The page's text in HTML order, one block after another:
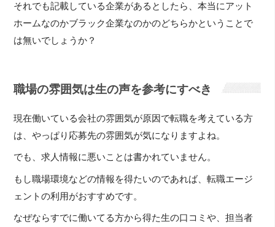
それでも記載している企業があるとしたら、本当にアット
ホームなのかブラック企業なのかのどちらかということで
は無いでしょうか？
職場の雰囲気は生の声を参考にすべき
現在働いている会社の雰囲気が原因で転職を考えている方
は、やっぱり応募先の雰囲気が気になりますよね。
でも、求人情報に悪いことは書かれていません。
もし職場環境などの情報を得たいのであれば、転職エージ
ェントの利用がおすすめです。
なぜならすでに働いてる方から得た生の口コミや、担当者